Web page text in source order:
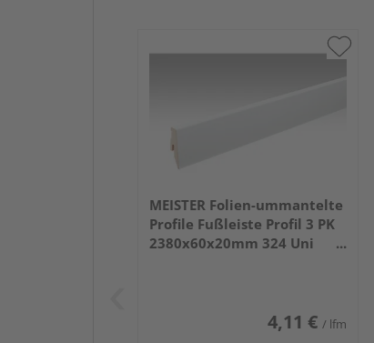
MEISTER Folien-ummantelte
Profile Fußleiste Profil 3 PK
2380x60x20mm 324 Uni
4,11 € / lfm